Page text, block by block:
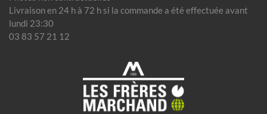
Livraison en 24 h à 72 h si la commande a été effectuée avant
lundi 23:30
03 83 57 21 12